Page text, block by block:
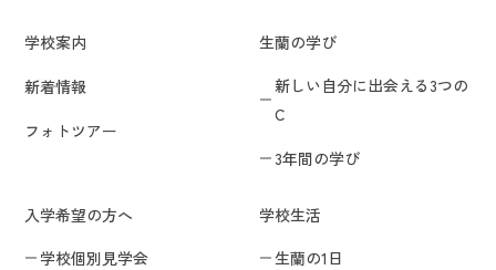
学校案内
新着情報
フォトツアー
生蘭の学び
新しい自分に出会える3つの
C
3年間の学び
入学希望の方へ
学校個別見学会
学校生活
生蘭の1日